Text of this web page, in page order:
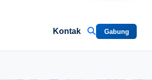
Kontak Gabung